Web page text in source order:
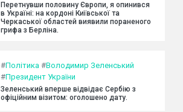
Перетнувши половину Європи, я опинився
в Україні: на кордоні Київської та
Черкаської областей виявили пораненого
грифа з Берліна.
#Політика #Володимир Зеленський
#Президент України
Зеленський вперше відвідає Сербію з
офіційним візитом: оголошено дату.